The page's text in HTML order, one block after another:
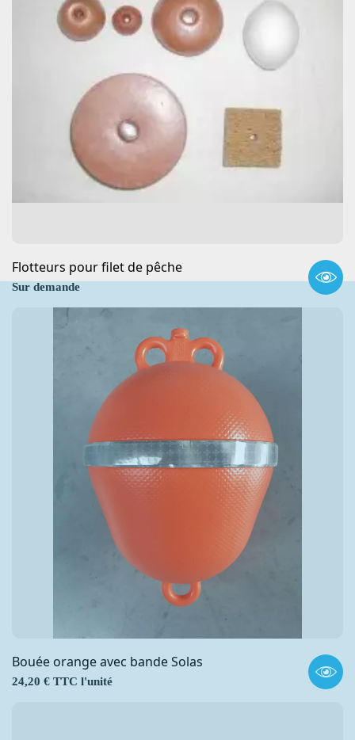
Flotteurs pour filet de pêche
Sur demande
Bouée orange avec bande Solas
Prix
24,20 € TTC l'unité